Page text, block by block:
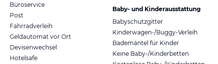
Büroservice
Post
Fahrradverleih
Geldautomat vor Ort
Devisenwechsel
Hotelsafe
Baby- und Kinderausstattung
Babyschutzgitter
Kinderwagen-/Buggy-Verleih
Bademäntel für Kinder
Keine Baby-/Kinderbetten